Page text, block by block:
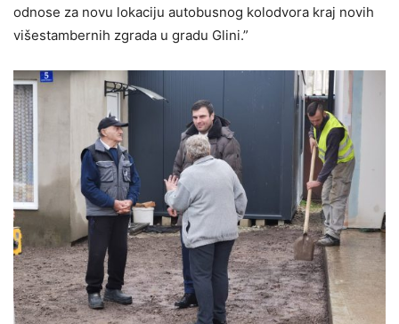
odnose za novu lokaciju autobusnog kolodvora kraj novih
višestambernih zgrada u gradu Glini.”